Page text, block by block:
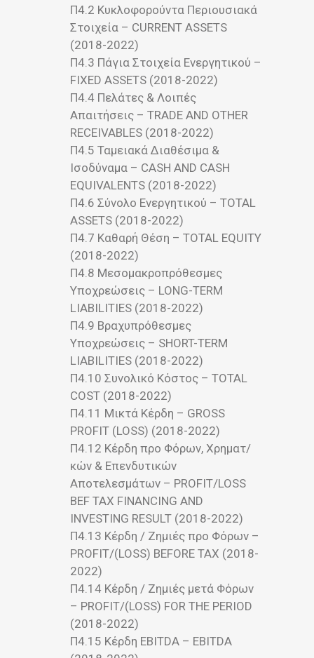
Π4.2 Κυκλοφορούντα Περιουσιακά
Στοιχεία – CURRENT ASSETS
(2018-2022)
Π4.3 Πάγια Στοιχεία Ενεργητικού –
FIXED ASSETS (2018-2022)
Π4.4 Πελάτες & Λοιπές
Απαιτήσεις – TRADE AND OTHER
RECEIVABLES (2018-2022)
Π4.5 Ταμειακά Διαθέσιμα &
Ισοδύναμα – CASH AND CASH
EQUIVALENTS (2018-2022)
Π4.6 Σύνολο Ενεργητικού – TOTAL
ASSETS (2018-2022)
Π4.7 Καθαρή Θέση – TOTAL EQUITY
(2018-2022)
Π4.8 Μεσομακροπρόθεσμες
Υποχρεώσεις – LONG-TERM
LIABILITIES (2018-2022)
Π4.9 Βραχυπρόθεσμες
Υποχρεώσεις – SHORT-TERM
LIABILITIES (2018-2022)
Π4.10 Συνολικό Κόστος – TOTAL
COST (2018-2022)
Π4.11 Μικτά Κέρδη – GROSS
PROFIT (LOSS) (2018-2022)
Π4.12 Κέρδη προ Φόρων, Χρηματ/
κών & Επενδυτικών
Αποτελεσμάτων – PROFIT/LOSS
BEF TAX FINANCING AND
INVESTING RESULT (2018-2022)
Π4.13 Κέρδη / Ζημιές προ Φόρων –
PROFIT/(LOSS) BEFORE TAX (2018-
2022)
Π4.14 Κέρδη / Ζημιές μετά Φόρων
– PROFIT/(LOSS) FOR THE PERIOD
(2018-2022)
Π4.15 Κέρδη EBITDA – EBITDA